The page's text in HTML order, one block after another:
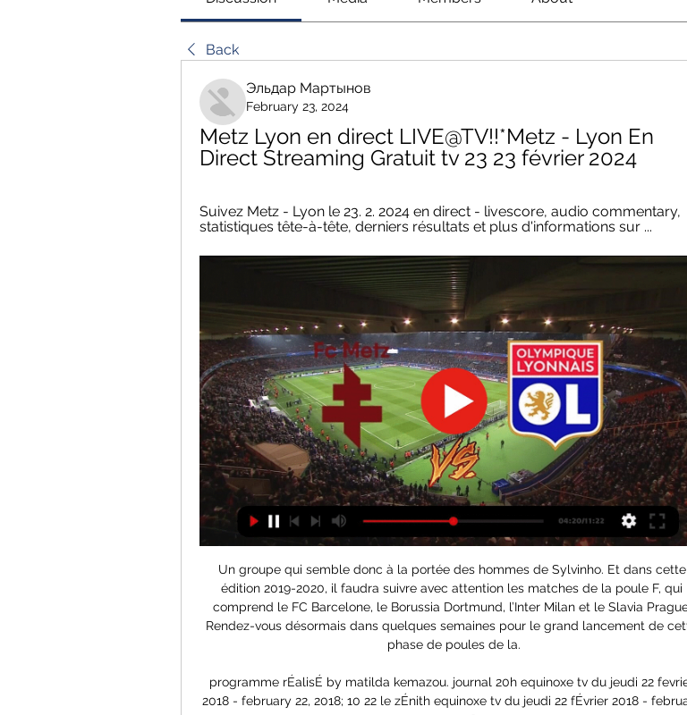
Back
Эльдар Мартынов
February 23, 2024
Metz Lyon en direct LIVE@TV!!*Metz - Lyon En
Direct Streaming Gratuit tv 23 23 février 2024
Suivez Metz - Lyon le 23. 2. 2024 en direct - livescore, audio commentary,
statistiques tête-à-tête, derniers résultats et plus d'informations sur ...
Un groupe qui semble donc à la portée des hommes de Sylvinho. Et dans cette édition 2019-2020, il faudra suivre avec attention les matches de la poule F, qui comprend le FC Barcelone, le Borussia Dortmund, l’Inter Milan et le Slavia Prague. Rendez-vous désormais dans quelques semaines pour le grand lancement de cette phase de poules de la.

programme rÉalisÉ by matilda kemazou. journal 20h equinoxe tv du jeudi 22 fevrier 2018 - february 22, 2018; 10 22 le zÉnith equinoxe tv du jeudi 22 fÉvrier 2018 - february 22, 2018

Ligue 1 Sénégal – Suivez en direct / live commenté la rencontre de Football opposant Mbour Petite Cote et Diaraf. Ce match se déroule le 10 février 2019 et débute à 17:00.

Elle est affiliée à la Fédération française de football et permet notamment le développement de la section jeune et la diffusion de bulletins et de publications [b 4]. L'OL fait donc son entrée en première division en 1951 pour redescendre aussitôt en deuxième division en 1952 après s'être classé à …

LFP.fr - Retrouvez toutes les statistiques avant-match (buts et séries) - AJ Auxerre / Gazélec FC Ajaccio - Saison 2019/2020 - Hashtag : #AJAGFCA LFP.fr - Ligue de Football Professionnel - Coupe de la Ligue BKT - Statistiques Avant-Match - - Gazélec FC Ajaccio / AJ Auxerre

BICIM Groupe BNP Paribas. La Banque Internationale pour le Commerce et l'Industrie au Mali, offre une large gamme de produits et services à ses clients.

voir streaming Leven les matche de Pays-Bas Eredivisie AZ Alkmaar - Heracles Almelo streaing Leven sur l'internet avec une bonne qualité du vu et en plus les buts et les résumés du match AZ Alkmaar vs Heracles Almelo Amsterdam streaming en direct Aujourd’hui/Samedi 27 mars 2010 .

Apejes de Mfou du footballeur international Idriss Caros Kameni a perdu hier sur ses propres installations, le match qu’il fallait absolument gagner pour rester dans la course pour la montée. Face à un concurrent direct, Aigle royal de la Menoua, Apejes a perdu sur le score de zéro but contre un. Conséquence, Apejes chute de la deuxième.

Read the publication. CYAN MAGENTA JAUNE NOIR Idriss Déby, nouveau président en exercice Mankeur Ndiaye pourdes décisions applicables » LUNDI 1ER FEVRIER 2016 45ème ANNÉE • N°13704 • ISSN 0850/0704 • 200 F.CFA • ZONE CFA 300 FRANCS MACKY SALL AU 26EME SOMMET DE L’UNION AFRICAINE CARICATURE OFFENSANTE DANS JEUNE AFRIQUE LIGUE 1.

Pour parier en ligne sur le Sport et le Turf ou jouer au Poker... bienvenue! Pas encore inscrits? Profitez dès maintenant des bonus pour montrer votre talent! Nos bonus de bienvenue : Sport = jusqu'à 100€ remboursés, Poker = jusqu'à 500€ de bonus + 4 tournois, Turf = versement doublé jusqu'à 250€ !

Metz - Olympique Lyonnais scores en direct, face-à- ... Metz. 4214. Metz · Lyon · Olympique Lyonnais. Chaînes de télévision. États-Unis Installez l'application Sofascore et suivez Metz Olympique Lyonnais en direct ...

Suivez en direct toute l'actualité "Namibie" : vivez l'info en live, en images et en vidéos. Participez, commentez et partager avec Franceinfo en temps réel !

Joueur Équipe Jeux Buts Pén Quota; 1: Luuk de Jong: PSV Eindhoven: 34: 28: 0: 0,82: Dušan Tadić: AFC Ajax: 34: 28: 11: 0,82: 3: Dalmau: Heracles Almelo: 31: 19: 0.

En poursuivant votre navigation sur ce site, vous acceptez l’utilisation de cookies pour vous proposer des services et offres adaptés à vos centres d’intérêts.

Résultat Dunkerque USL Avranches US en direct : retrouvez les statistiques de Dunkerque USL Avranches US, match du 17 May 2019 et suivez le score en live !

3a industrie est spécialisée dans la conception et la fabrication de vérins et systèmes hydrauliques en inox, basée à Brest dans le Finistère (Bretagne).

La gare d'Amiens, dite localement gare du Nord, est le centre névralgique de ce réseau de transport. En 2015, elle est la 18 e gare française (hors région parisienne) pour le trafic passagers, avec 5,4 millions de voyageurs. Une gare située à 38 km d'Amiens [5], la gare TGV …

Metz - Lyon, les infos pratiques il y a 8 heures — Metz - Lyon, les infos pratiques. Equipe Pro. le 23/02/2024 à 11:16 musicale de Direct FM. Pensez à télécharger vos e-billets ! Face à l'affluence ...

Pour cette 7ème journée, le XV Breton se déplace à Colomiers, avec une pression moindre face à un des prétendants sérieux à la montée en Top 14.

CHARON Sébastien CLAVREUL Fabien CUEILLE Juliette CUTULLIC Catherine DAHMANI Lisa DARIDOR Axel DAVID Corentin . Direction régionale de la jeunesse, des sports et de la cohésion sociale 4 avenue du Bois Labbé – CS 94323 - 35043 Rennes Cedex - 02 23.48.24.00 - télécopie : 02.23.48.24.01 DELPON Arthur DENIS Mélanie DEVOS Lou DUPUIS Laura EL FILALI-JEFFROY Myriam ESPINOUSE Stéphanie.

Train Metz Lyon dès 15€ | Billets train pas chers Besoin de réserver un billet de train Metz Lyon ? | Les meilleures compagnies de train en Europe avec Omio | directs, Oui, il y a 3 trains par jour. carriers ...

L'art du meuble de rangement sur mesure n'a aucun secret pour SCHMIDT : dressing à aménager en angle ou sous pente, meuble TV design, bibliothèque murale avec cheminée intégrée, notre marque familiale déploie son savoir-faire depuis six décennies, tout en se mettant au diapason des nouvelles technologies et des styles très tendance.

Vous partez résider dans un Etat membre de l'UE, en Islande, au Liechtenstein, en Norvège ou en Suisse tout en continuant de travailler en France. La France est votre Etat d'affiliation. Aussi, vous relevez du régime français de sécurité sociale pour l'ensemble des risques de sécurité sociale.

La cote Monaco Rennes est en faveur de l’ASM qui, en cas de victoire, aurait le même nombre de points que leur adversaire du soir. Monaco marque et fait marquer. Favori du match à domicile, la cote pour une victoire de l’AS Monaco est de 1.80. A domicile, les Monégasques sont prolifiques devant le but adverse. Lors des trois derniers.

Fort de ce succès, l’Asec Mimosas se retrouve avec 53 points en 20 matchs disputés loin derrière son poursuivant direct qui est le Sporting Club de Gagnoa (2è) qui totalise 39 points, soit un écart de 14 longueurs, à quatre journées de la fin de la compétition. La seule réalisation de la rencontre est intervenue en première période.

Ci-dessous vous pouvez trouver où vous pouvez regarder le football en direct en ligne U18 Matchs amicaux dans International Youth. Nous n'énumérons que les sources légales de diffusion en direct et nous recueillons également des données sur la façon de regarder U18 Matchs amicaux à la TV.

Notre établissement est situé à 50 km au Sud Ouest de Paris et à 60 km au nord d'Orléans, au coeur même du Centre Hospitalier Sud Essonne à Etampes dans un cadre verdoyant, spacieux et lumineux.De confortables locaux neufs et une architecture innovante permettent de garantir aux patients qualité et sécurité des soins.

BIENVENUE sur le Site Officiel du S.M.BRUYERES Football - Affilié F.F.F. 503711 grâce à MonClub.net, portail gratuit de création de sites personnalisés pour clubs de foot pour ceux qui n'y connaissent rien en informatique ou qui n'ont pas le courage de se lancer dans un tel projet

Lituanie - Serbie résultat, compositions et score en direct live du match du 14 octobre 2019 à 20:45 (EURO 2016 - Éliminatoires Groupe B, Europe).

Metz vs Lyon : Résultats Match Live - Foot Direct Statistiques des matchs entre Metz - Lyon : score des matchs, moyenne de buts, buts marqués par quart d'heure...

En conclusion de la 12e journée de Lidl Starligue, Montpellier (5e, 17 pts) reçoit Saint-Raphaël (6e, 12 pts) ce jeudi 6 décembre à 20h45 au palais des sports René Bougnol.

Cette page vous permet de consulter les informations (but, résultat, commentaires) de l'affiche LA Galaxy II / Fresno FC. Vous pouvez intérargir sur ce match de football en déposant vos propres commentaires. Le coup d'envoi de ce match de foot entre Los Angeles Galaxy II et Fresno …

CA Antoniano Europa FC résultats en direct (et la vidéo diffusion en direct streaming en ligne) commence le 31.7.2019. à 18:00 temps UTC en Club Friendly Games,World.

Site de l'IUT de Chambéry / Université Savoie Mont Blanc. Programme. Formation d'un an par Alternance en cours d’habilitation pour la rentrée 2016-17.

Les Fidji ou les îles Fidji, en forme longue la république des Fidji (en fidjien Viti et Matanitu ko Viti, en anglais Fiji et Republic of Fiji, en hindi des Fidji Fiji, फ़िजी et Fiji Dvip Samooh Ganarajya, फ़िजी द्वीप समूह गणराज्य), est un pays d'Océanie situé dans l'océan Pacifique sud, à 744 km à l'ouest-nord-ouest des Tonga, à 788 km au sud-ouest de Wallis-et-Futuna et à 1 067 km au sud des Tuvalu.

Brassart Lille accueillera, à la rentrée 2020, ses étudiants dans un nouveau campus. Idéalement situé au coeur du Vieux Lille, le campus de notre école a été entièrement rénové et propose un environnement à la fois moderne et convivial, propice aux travaux d’équipes et individuels.

Pwd Bamenda Tonnerre Kalara Club de Yaoundé résultats en direct (et la vidéo diffusion en direct streaming en ligne) commence le 24.4.2019. à 14:00 temps UTC en Elite One,Cameroon.

Snowleader vous invite pour la deuxième année consécutive, à son événement : La rebloch’team fait son ciné ! RDV mardi 29 octobre à 19h à la salle Pierre Lamy au centre-ville d'Annecy (proche de la place Sainte-Claire), pour découvrir les films produits par nos ambassadeurs de la Rebloch’team.

Metz-OL en direct: Surprise dans la compo lyonnaise ? il y a 5 heures — Suivez en direct commenté le premier match du week-end de Ligue 1 entre le FC Metz et l'Olympique Lyonnais, ce vendredi soir (21h).

Gap-Rouen, le duel entre le 5ème du classement et le leader, quasiment indétronable du haut de ses 113 points ce vendredi soir. Mais les hommes de Luciano Basile ne voulaient pas rougir sous le feu des Dragons, malgré leur défaite 6 à 4. Premier tiers, les Rapaces acérés

Metz - Lyon : heure, chaîne, diffusion TV ? il y a 14 heures — Metz - Lyon est à suivre sur le direct Ligue 1 à partir de 21:00. Comment